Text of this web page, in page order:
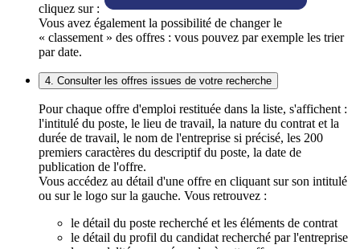
cliquez sur :
Vous avez également la possibilité de changer le
« classement » des offres : vous pouvez par exemple les trier
par date.
4. Consulter les offres issues de votre recherche
Pour chaque offre d'emploi restituée dans la liste, s'affichent :
l'intitulé du poste, le lieu de travail, la nature du contrat et la
durée de travail, le nom de l'entreprise si précisé, les 200
premiers caractères du descriptif du poste, la date de
publication de l'offre.
Vous accédez au détail d'une offre en cliquant sur son intitulé
ou sur le logo sur la gauche. Vous retrouvez :
le détail du poste recherché et les éléments de contrat
le détail du profil du candidat recherché par l'entreprise